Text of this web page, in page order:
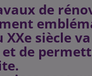
de
siècle
de